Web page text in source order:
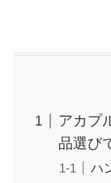
アカプ
品選び
ハ